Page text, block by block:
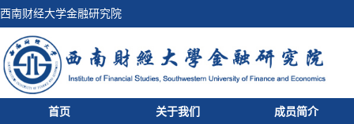
西南财经大学金融研究院
首页 关于我们 成员简介